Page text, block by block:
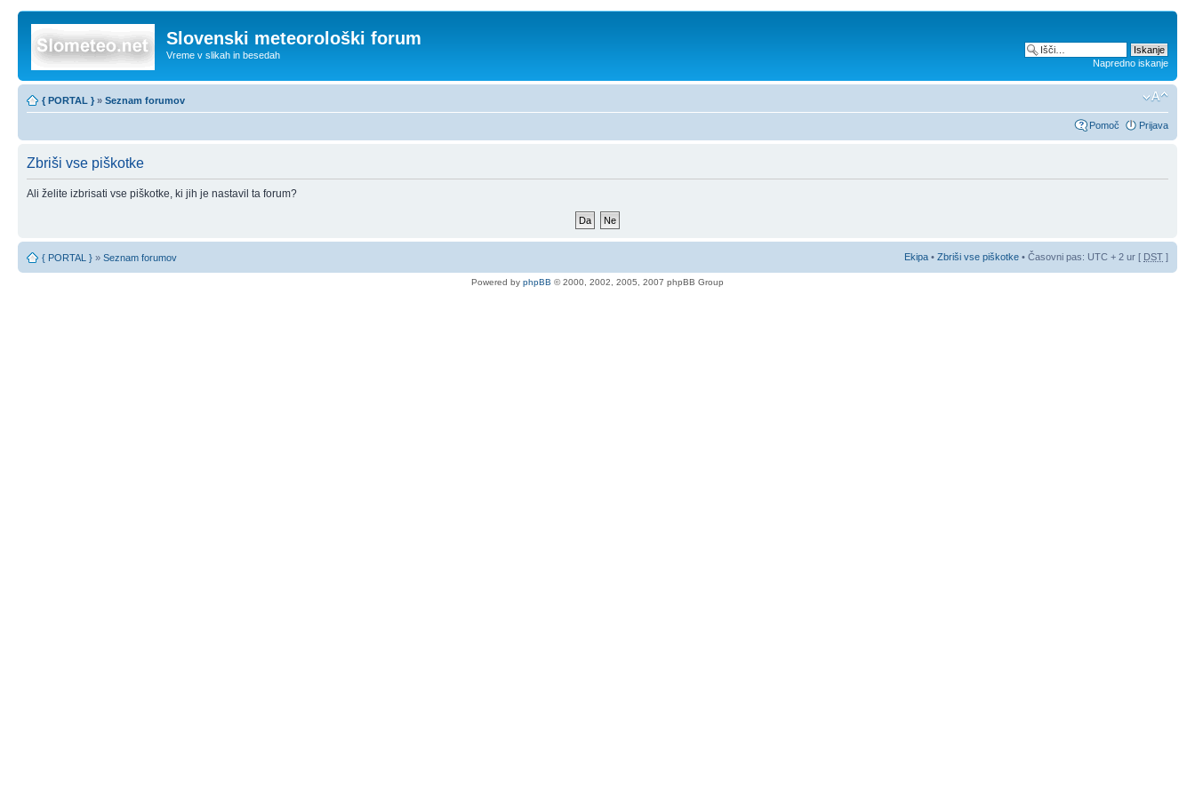
Slovenski meteorološki forum
Vreme v slikah in besedah
Napredno iskanje
{ PORTAL } » Seznam forumov
Pomoč Prijava
Zbriši vse piškotke
Ali želite izbrisati vse piškotke, ki jih je nastavil ta forum?
{ PORTAL } » Seznam forumov Ekipa • Zbriši vse piškotke • Časovni pas: UTC + 2 ur [ DST ]
Powered by phpBB © 2000, 2002, 2005, 2007 phpBB Group